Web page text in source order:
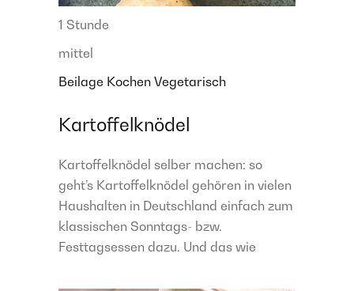
1 Stunde
mittel
Beilage Kochen Vegetarisch
Kartoffelknödel
Kartoffelknödel selber machen: so
geht’s Kartoffelknödel gehören in vielen
Haushalten in Deutschland einfach zum
klassischen Sonntags- bzw.
Festtagsessen dazu. Und das wie